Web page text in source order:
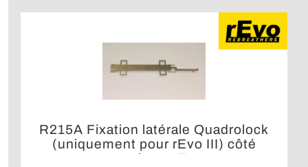
R215A Fixation latérale Quadrolock
(uniquement pour rEvo III) côté
oxygènev rEvo